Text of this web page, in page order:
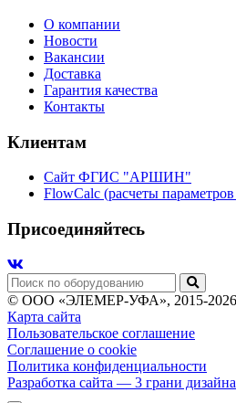
О компании
Новости
Вакансии
Доставка
Гарантия качества
Контакты
Клиентам
Сайт ФГИС "АРШИН"
FlowCalc (расчеты
Присоединяйтесь
© ООО «ЭЛЕМЕР-УФА», 2015-2026
Карта сайта
Пользовательское соглашение
Соглашение о cookie
Политика конфиденциальности
Разработка сайта — 3 грани дизайна